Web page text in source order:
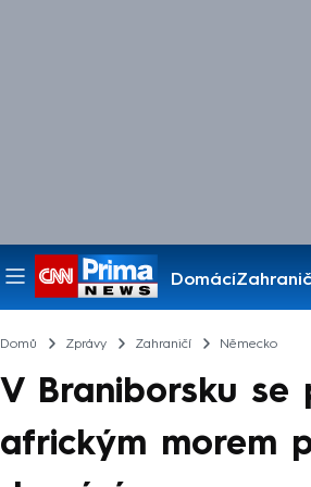
Domácí
Pořady
Domů Zprávy Zahraničí Německo
V Braniborsku se
africkým morem